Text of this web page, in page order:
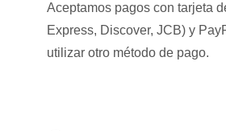
Aceptamos pagos con tarjeta
Express, Discover, JCB) y
utilizar otro método de pago.